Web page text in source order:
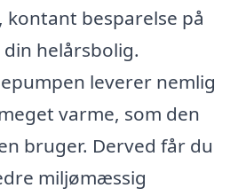
kontant besparelse på
helårsbolig.
leverer nemlig
varme, som den
bruger. Derved får du
miljømæssig